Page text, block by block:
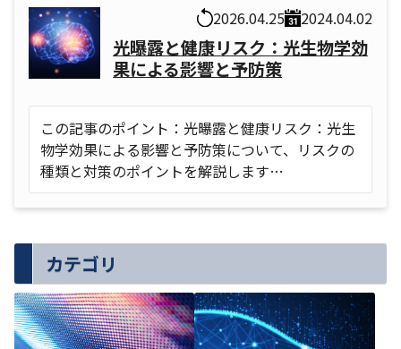
2026.04.25 2024.04.02
光曝露と健康リスク：光生物学効
果による影響と予防策
この記事のポイント：光曝露と健康リスク：光生
物学効果による影響と予防策について、リスクの
種類と対策のポイントを解説します…
カテゴリ